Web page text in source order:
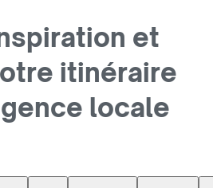
et
itinéraire
locale